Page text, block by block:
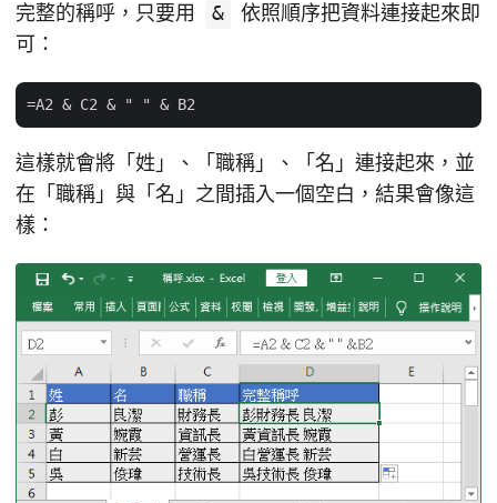
完整的稱呼，只要用
&
依照順序把資料連接起來即
可：
這樣就會將「姓」、「職稱」、「名」連接起來，並
在「職稱」與「名」之間插入一個空白，結果會像這
樣：